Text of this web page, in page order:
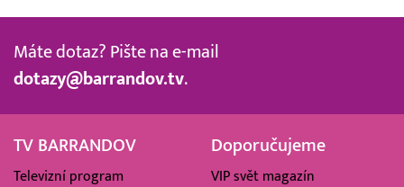
Máte dotaz? Pište na e-mail
dotazy@barrandov.tv.
TV BARRANDOV
Televizní program
Doporučujeme
VIP svět magazín